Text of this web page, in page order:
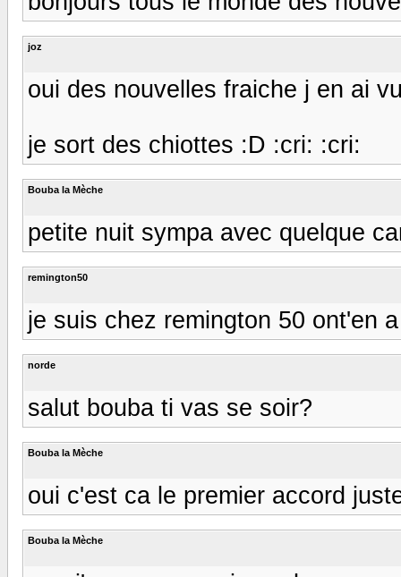
joz
oui des nouvelles fraiche j en ai
je sort des chiottes :D :cri: :cri:
Bouba la Mèche
petite nuit sympa avec quelque
remington50
je suis chez remington 50 ont'en
norde
salut bouba ti vas se soir?
Bouba la Mèche
oui c'est ca le premier accord
Bouba la Mèche